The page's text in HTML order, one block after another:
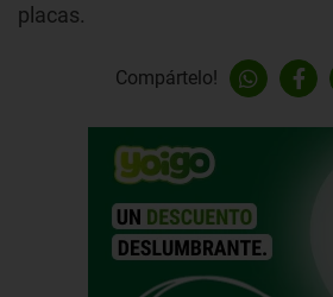
placas.
Compártelo!